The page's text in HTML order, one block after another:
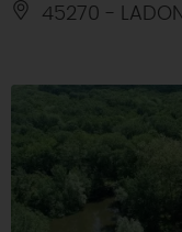
45270 - LADON